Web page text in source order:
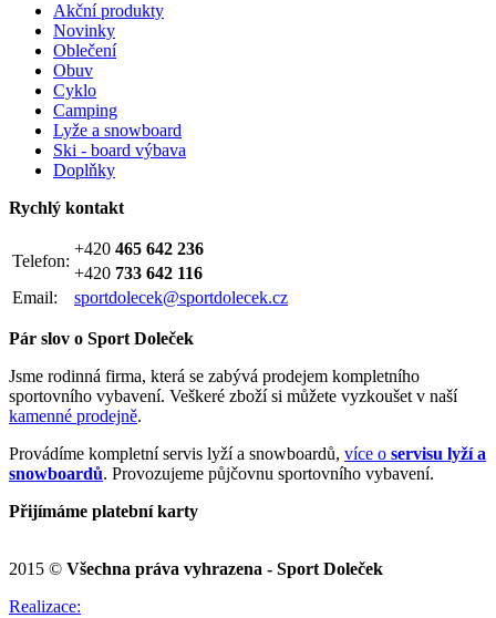
Akční produkty
Novinky
Oblečení
Obuv
Cyklo
Camping
Lyže a snowboard
Ski - board výbava
Doplňky
Rychlý kontakt
Telefon:
+420 465 642 236
+420 733 642 116
Email:
sportdolecek@sportdolecek.cz
Pár slov o Sport Doleček
Jsme rodinná firma, která se zabývá prodejem kompletního
sportovního vybavení. Veškeré zboží si můžete vyzkoušet v naší
kamenné prodejně.
Provádíme kompletní servis lyží a snowboardů, více o servisu lyží a
snowboardů. Provozujeme půjčovnu sportovního vybavení.
Přijímáme platební karty
2015 © Všechna práva vyhrazena - Sport Doleček
Realizace: